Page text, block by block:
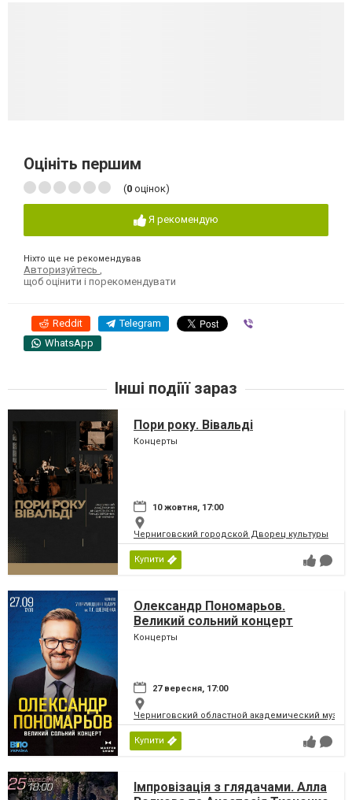
Оцініть першим
(0 оцінок)
Я рекомендую
Ніхто ще не рекомендував
Авторизуйтесь
щоб оцінити і порекомендувати
Reddit Telegram
WhatsApp
Інші подіїї зараз
Пори року. Вівальді
Концерты
10 жовтня, 17:00
Черниговский городской Дворец культуры
Купити
Олександр Пономарьов.
Великий сольний концерт
Концерты
27 вересня, 17:00
Черниговский областной академический
Купити
Імпровізація з глядачами. Алла